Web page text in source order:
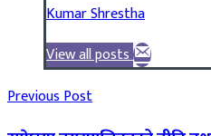
Kumar Shrestha
View all posts
Previous Post